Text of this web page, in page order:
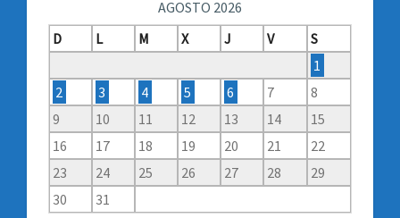
AGOSTO 2026
D
L M X J V
S
1
2
3 4 5 6 7
8
9
10 11 12 13 14
15
16
17 18 19 20 21
22
23
24 25 26 27 28
29
30
31